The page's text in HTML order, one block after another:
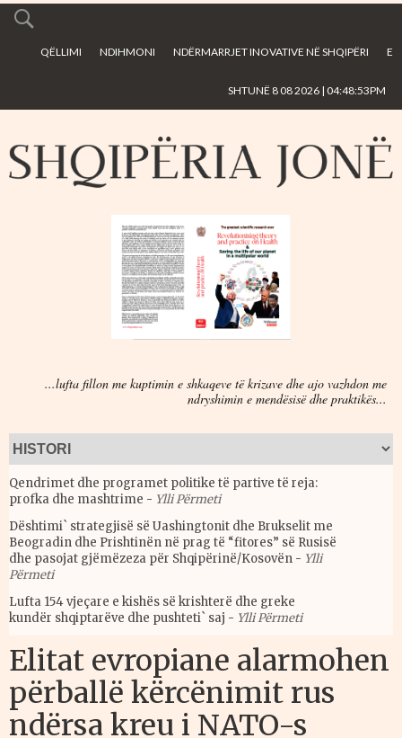
main
QËLLIMI NDIHMONI NDËRMARRJET INOVATIVE NË SHQIPËRI E
SHTUNË 8 08 2026 | 04:48:53PM
...lufta fillon me kuptimin e shkaqeve të krizave dhe ajo vazhdon me
ndryshimin e mendësisë dhe praktikës...
Qendrimet dhe programet politike të partive të reja:
profka dhe mashtrime - Ylli Përmeti
Dështimi` strategjisë së Uashingtonit dhe Brukselit me
Beogradin dhe Prishtinën në prag të “fitores” së Rusisë
dhe pasojat gjëmëzeza për Shqipërinë/Kosovën - Ylli
Përmeti
Lufta 154 vjeçare e kishës së krishterë dhe greke
kundër shqiptarëve dhe pushteti` saj - Ylli Përmeti
Elitat evropiane alarmohen
përballë kërcënimit rus
ndërsa kreu i NATO-s